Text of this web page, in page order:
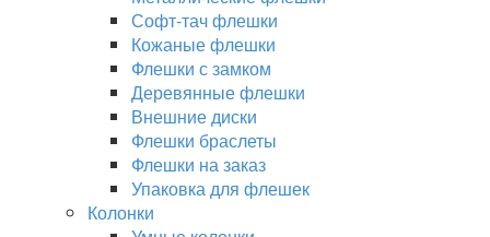
Софт-тач флешки
Кожаные флешки
Флешки с замком
Деревянные флешки
Внешние диски
Флешки браслеты
Флешки на заказ
Упаковка для флешек
Колонки